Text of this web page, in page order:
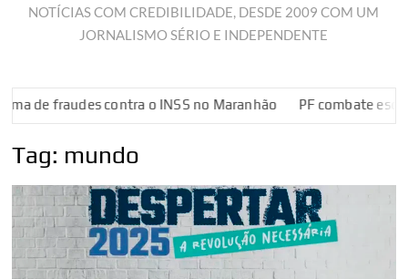
NOTÍCIAS COM CREDIBILIDADE, DESDE 2009 COM UM
JORNALISMO SÉRIO E INDEPENDENTE
PF combate esquema de fraudes contra o INSS no
Tag: mundo